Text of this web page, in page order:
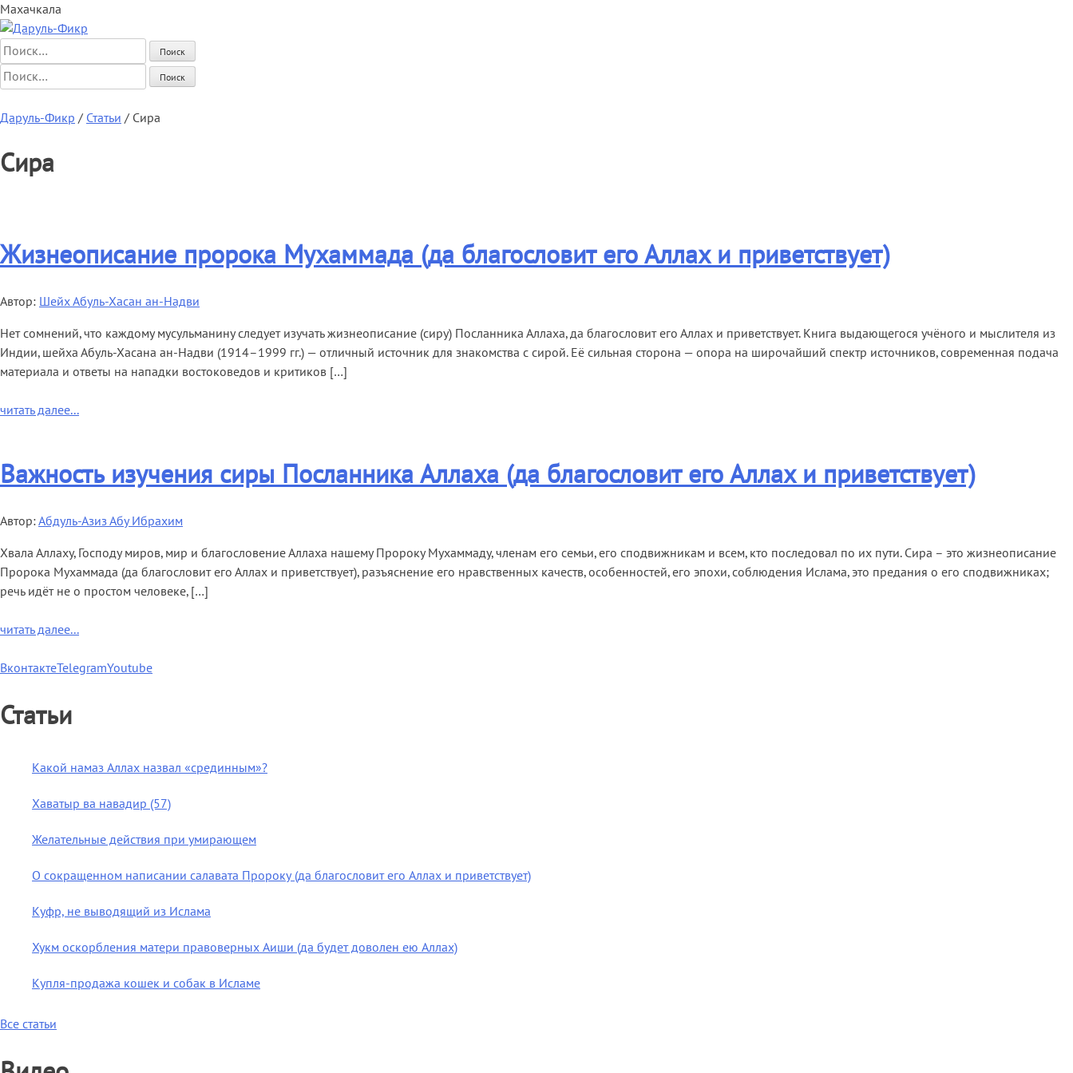
Махачкала
Найти:
Найти:
Даруль-Фикр / Статьи / Сира
Сира
Жизнеописание пророка Мухаммада (да благословит его Аллах и приветствует)
Автор: Шейх Абуль-Хасан ан-Надви
Нет сомнений, что каждому мусульманину следует изучать жизнеописание (сиру) Посланника Аллаха, да благословит его Аллах и приветствует. Книга выдающегося учёного и мыслителя из
Индии, шейха Абуль-Хасана ан-Надви (1914–1999 гг.) — отличный источник для знакомства с сирой. Её сильная сторона — опора на широчайший спектр источников, современная подача
материала и ответы на нападки востоковедов и критиков […]
читать далее...
Важность изучения сиры Посланника Аллаха (да благословит его Аллах и приветствует)
Автор:Абдуль-Азиз Абу Ибрахим
Хвала Аллаху, Господу миров, мир и благословение Аллаха нашему Пророку Мухаммаду, членам его семьи, его сподвижникам и всем, кто последовал по их пути. Сира – это жизнеописание
Пророка Мухаммада (да благословит его Аллах и приветствует), разъяснение его нравственных качеств, особенностей, его эпохи, соблюдения Ислама, это предания о его сподвижниках;
речь идёт не о простом человеке, […]
читать далее...
ВконтактеTelegramYoutube
Статьи
Какой намаз Аллах назвал «срединным»?
Хаватыр ва навадир (57)
Желательные действия при умирающем
О сокращенном написании салавата Пророку (да благословит его Аллах и приветствует)
Куфр, не выводящий из Ислама
Хукм оскорбления матери правоверных Аиши (да будет доволен ею Аллах)
Купля-продажа кошек и собак в Исламе
Все статьи